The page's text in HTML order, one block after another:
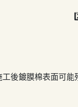
後鍍膜棉表面可能